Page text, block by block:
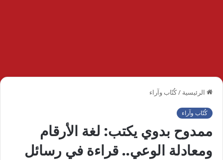
الرئيسية /كُتّاب وآراء
كُتّاب وآراء
ممدوح بدوي يكتب: لغة الأرقام
ومعادلة الوعي.. قراءة في رسائل